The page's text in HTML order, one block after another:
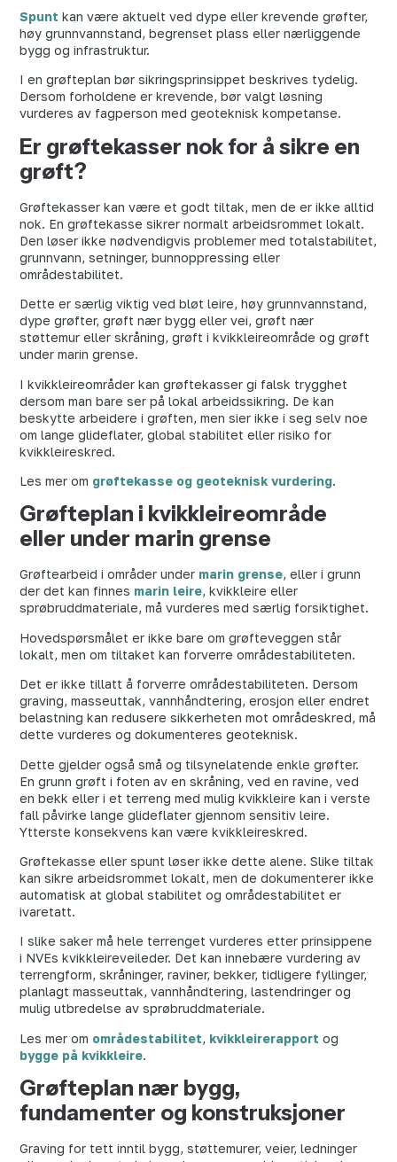
Spunt kan være aktuelt ved dype eller krevende grøfter,
høy grunnvannstand, begrenset plass eller nærliggende
bygg og infrastruktur.
I en grøfteplan bør sikringsprinsippet beskrives tydelig.
Dersom forholdene er krevende, bør valgt løsning
vurderes av fagperson med geoteknisk kompetanse.
Er grøftekasser nok for å sikre en
grøft?
Grøftekasser kan være et godt tiltak, men de er ikke alltid
nok. En grøftekasse sikrer normalt arbeidsrommet lokalt.
Den løser ikke nødvendigvis problemer med totalstabilitet,
grunnvann, setninger, bunnoppressing eller
områdestabilitet.
Dette er særlig viktig ved bløt leire, høy grunnvannstand,
dype grøfter, grøft nær bygg eller vei, grøft nær
støttemur eller skråning, grøft i kvikkleireområde og grøft
under marin grense.
I kvikkleireområder kan grøftekasser gi falsk trygghet
dersom man bare ser på lokal arbeidssikring. De kan
beskytte arbeidere i grøften, men sier ikke i seg selv noe
om lange glideflater, global stabilitet eller risiko for
kvikkleireskred.
Les mer om grøftekasse og geoteknisk vurdering.
Grøfteplan i kvikkleireområde
eller under marin grense
Grøftearbeid i områder under marin grense, eller i grunn
der det kan finnes marin leire, kvikkleire eller
sprøbruddmateriale, må vurderes med særlig forsiktighet.
Hovedspørsmålet er ikke bare om grøfteveggen står
lokalt, men om tiltaket kan forverre områdestabiliteten.
Det er ikke tillatt å forverre områdestabiliteten. Dersom
graving, masseuttak, vannhåndtering, erosjon eller endret
belastning kan redusere sikkerheten mot områdeskred, må
dette vurderes og dokumenteres geoteknisk.
Dette gjelder også små og tilsynelatende enkle grøfter.
En grunn grøft i foten av en skråning, ved en ravine, ved
en bekk eller i et terreng med mulig kvikkleire kan i verste
fall påvirke lange glideflater gjennom sensitiv leire.
Ytterste konsekvens kan være kvikkleireskred.
Grøftekasse eller spunt løser ikke dette alene. Slike tiltak
kan sikre arbeidsrommet lokalt, men de dokumenterer ikke
automatisk at global stabilitet og områdestabilitet er
ivaretatt.
I slike saker må hele terrenget vurderes etter prinsippene
i NVEs kvikkleireveileder. Det kan innebære vurdering av
terrengform, skråninger, raviner, bekker, tidligere fyllinger,
planlagt masseuttak, vannhåndtering, lastendringer og
mulig utbredelse av sprøbruddmateriale.
Les mer om områdestabilitet, kvikkleirerapport og
bygge på kvikkleire.
Grøfteplan nær bygg,
fundamenter og konstruksjoner
Graving for tett inntil bygg, støttemurer, veier, ledninger